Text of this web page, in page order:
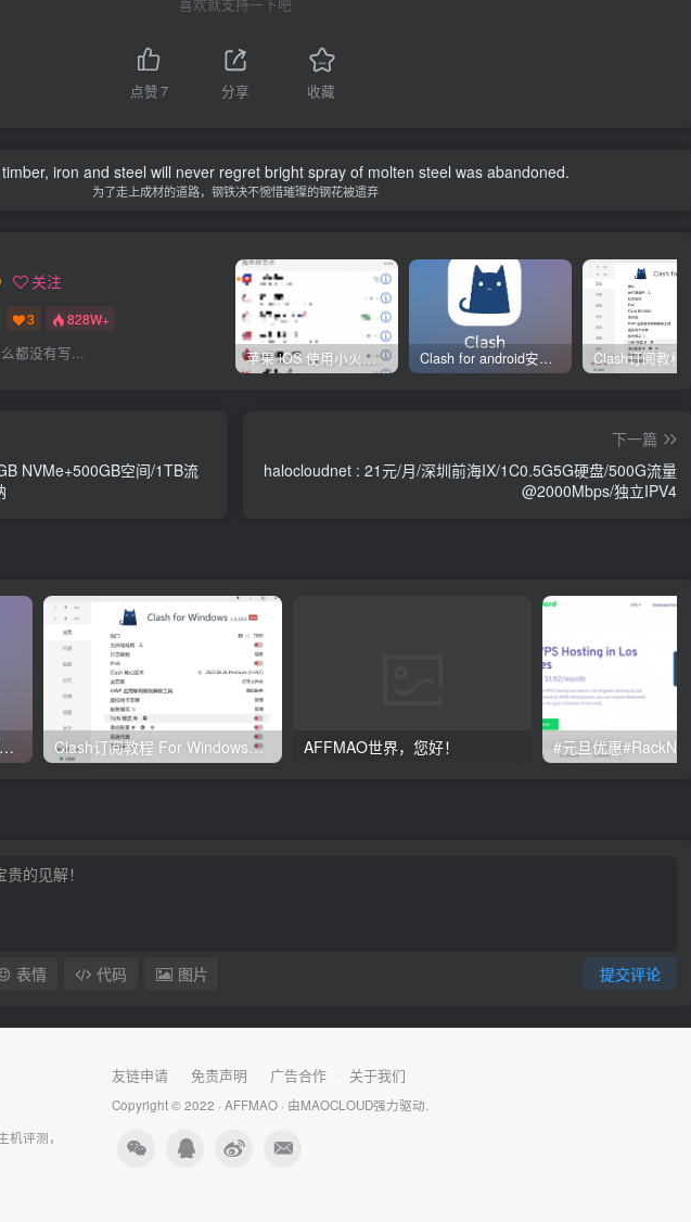
喜欢就支持一下吧
点赞7 分享 收藏
iron and steel will never regret bright spray of molten steel was abandoned.
为了走上成材的道路，钢铁决不惋惜璀璨的钢花被遗弃
关注
3 828W+
都没有写... 苹果 iOS 使用小火箭(shadowrocket)新手教程 Clash for android安卓客户端保姆级新手使用教程
NVMe+500GB空间/1TB流
下一篇
halocloudnet : 21元/月/深圳前海IX/1C0.5G5G硬盘/500G流量
@2000Mbps/独立IPV4
Clash for android安卓客户端保姆级新手使用教程 Clash订阅教程 For Windows中文使用图文教程 AFFMAO世界，您好！
提交评论
表情 代码 图片
评测，
友链申请 免责声明 广告合作 关于我们
Copyright © 2022 · AFFMAO · 由MAOCLOUD强力驱动.